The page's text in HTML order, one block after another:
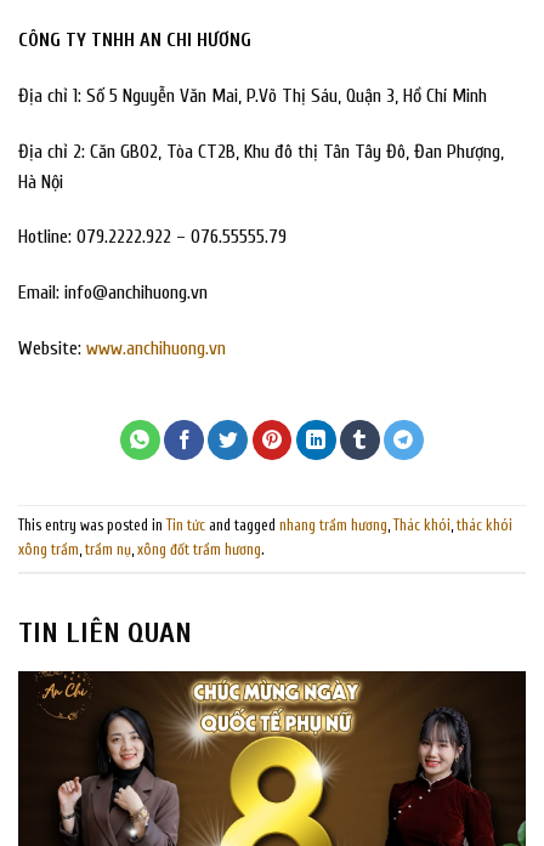
CÔNG TY TNHH AN CHI HƯƠNG
Địa chỉ 1: Số 5 Nguyễn Văn Mai, P.Võ Thị Sáu, Quận 3, Hồ Chí Minh
Địa chỉ 2: Căn GB02, Tòa CT2B, Khu đô thị Tân Tây Đô, Đan Phượng,
Hà Nội
Hotline: 079.2222.922 – 076.55555.79
Email: info@anchihuong.vn
Website: www.anchihuong.vn
This entry was posted in Tin tức and tagged nhang trầm hương, Thác khói,thác khói
xông trầm,trầm nụ,xông đốt trầm hương.
TIN LIÊN QUAN